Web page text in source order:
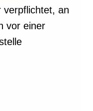
verpflichtet, an
vor einer